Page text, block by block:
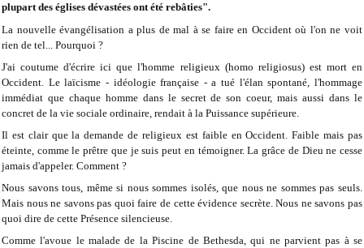
plupart des églises dévastées ont été rebâties".
La nouvelle évangélisation a plus de mal à se faire en Occident où l'on ne voit
rien de tel... Pourquoi ?
J'ai coutume d'écrire ici que l'homme religieux (homo religiosus) est mort en
Occident. Le laïcisme - idéologie française - a tué l'élan spontané, l'hommage
immédiat que chaque homme dans le secret de son coeur, mais aussi dans le
concret de la vie sociale ordinaire, rendait à la Puissance supérieure.
Il est clair que la demande de religieux est faible en Occident. Faible mais pas
éteinte, comme le prêtre que je suis peut en témoigner. La grâce de Dieu ne cesse
jamais d'appeler. Comment ?
Nous savons tous, même si nous sommes isolés, que nous ne sommes pas seuls.
Mais nous ne savons pas quoi faire de cette évidence secrète. Nous ne savons pas
quoi dire de cette Présence silencieuse.
Comme l'avoue le malade de la Piscine de Bethesda, qui ne parvient pas à se